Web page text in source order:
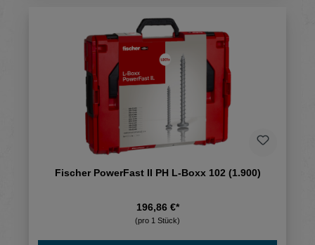
Fischer PowerFast II PH L-Boxx 102 (1.900)
196,86 €*
(pro 1 Stück)